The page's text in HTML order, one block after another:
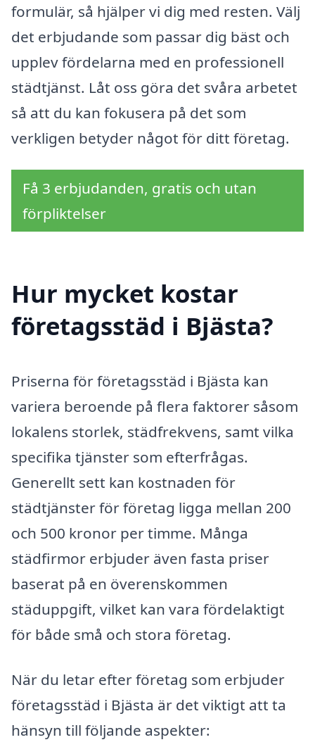
formulär, så hjälper vi dig med resten. Välj
det erbjudande som passar dig bäst och
upplev fördelarna med en professionell
städtjänst. Låt oss göra det svåra arbetet
så att du kan fokusera på det som
verkligen betyder något för ditt företag.
Få 3 erbjudanden, gratis och utan
förpliktelser
Hur mycket kostar
företagsstäd i Bjästa?
Priserna för företagsstäd i Bjästa kan
variera beroende på flera faktorer såsom
lokalens storlek, städfrekvens, samt vilka
specifika tjänster som efterfrågas.
Generellt sett kan kostnaden för
städtjänster för företag ligga mellan 200
och 500 kronor per timme. Många
städfirmor erbjuder även fasta priser
baserat på en överenskommen
städuppgift, vilket kan vara fördelaktigt
för både små och stora företag.
När du letar efter företag som erbjuder
företagsstäd i Bjästa är det viktigt att ta
hänsyn till följande aspekter: